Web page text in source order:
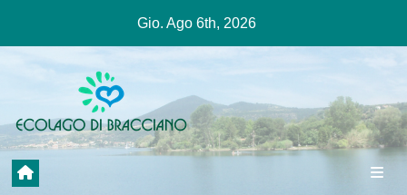
contenuto
Gio. Ago 6th, 2026